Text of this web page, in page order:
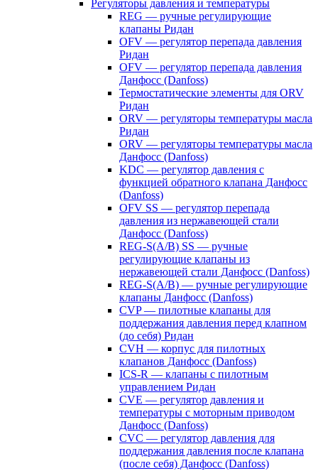
Регуляторы давления и температуры
REG — ручные регулирующие
клапаны Ридан
OFV — регулятор перепада давления
Ридан
OFV — регулятор перепада давления
Данфосс (Danfoss)
Термостатические элементы для ORV
Ридан
ORV — регуляторы температуры масла
Ридан
ORV — регуляторы температуры масла
Данфосс (Danfoss)
KDC — регулятор давления с
функцией обратного клапана Данфосс
(Danfoss)
OFV SS — регулятор перепада
давления из нержавеющей стали
Данфосс (Danfoss)
REG-S(A/B) SS — ручные
регулирующие клапаны из
нержавеющей стали Данфосс (Danfoss)
REG-S(A/B) — ручные регулирующие
клапаны Данфосс (Danfoss)
CVP — пилотные клапаны для
поддержания давления перед клапном
(до себя) Ридан
CVH — корпус для пилотных
клапанов Данфосс (Danfoss)
ICS-R — клапаны с пилотным
управлением Ридан
CVE — регулятор давления и
температуры с моторным приводом
Данфосс (Danfoss)
CVС — регулятор давления для
поддержания давления после клапана
(после себя) Данфосс (Danfoss)